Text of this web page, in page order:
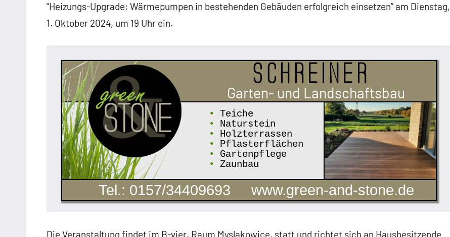
“Heizungs-Upgrade: Wärmepumpen in bestehenden Gebäuden erfolgreich einsetzen” am Dienstag,
1. Oktober 2024, um 19 Uhr ein.
Schreiner
Garten- und Landschaftsbau
• Teiche
• Naturstein
• Holzterrassen
• Pflasterflächen
• Gartenpflege
• Zaunbau
Tel.: 0157/34409693 www.green-and-stone.de
Die Veranstaltung findet im B-vier, Raum Myslakowice, statt und richtet sich an Hausbesitzende